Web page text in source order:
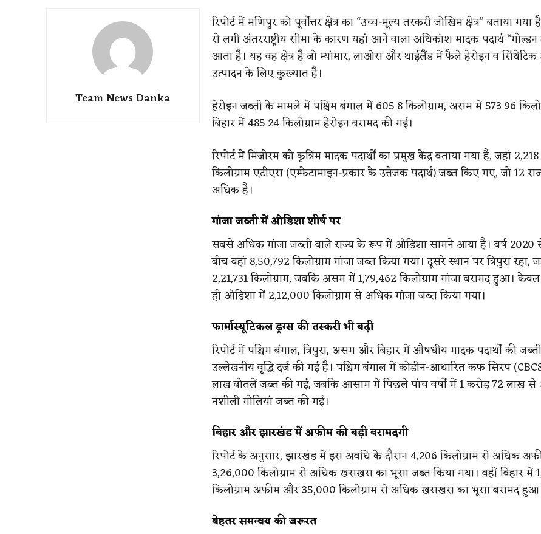
Team News Danka
रिपोर्ट में मणिपुर को पूर्वोत्तर क्षेत्र का “उच्च-मूल्य तस्करी जोखिम क्षेत्र” बताया गया
से लगी अंतरराष्ट्रीय सीमा के कारण यहां आने वाला अधिकांश मादक पदार्थ “गोल्डन
आता है। यह वह क्षेत्र है जो म्यांमार, लाओस और थाईलैंड में फैले हेरोइन व सिंथेटिक
उत्पादन के लिए कुख्यात है।
हेरोइन जब्ती के मामले में पश्चिम बंगाल में 605.8 किलोग्राम, असम में 573.96
बिहार में 485.24 किलोग्राम हेरोइन बरामद की गई।
रिपोर्ट में मिजोरम को कृत्रिम मादक पदार्थों का प्रमुख केंद्र बताया गया है, जहां
किलोग्राम एटीएस (एम्फेटामाइन-प्रकार के उत्तेजक पदार्थ) जब्त किए गए, जो 12
अधिक है।
गांजा जब्ती में ओडिशा शीर्ष पर
सबसे अधिक गांजा जब्ती वाले राज्य के रूप में ओडिशा सामने आया है। वर्ष
बीच वहां 8,50,792 किलोग्राम गांजा जब्त किया गया। दूसरे स्थान पर त्रिपुरा रहा,
2,21,731 किलोग्राम, जबकि असम में 1,79,462 किलोग्राम गांजा बरामद हुआ।
ही ओडिशा में 2,12,000 किलोग्राम से अधिक गांजा जब्त किया गया।
फार्मास्यूटिकल ड्रग्स की तस्करी भी बढ़ी
रिपोर्ट में पश्चिम बंगाल, त्रिपुरा, असम और बिहार में औषधीय मादक पदार्थों की
उल्लेखनीय वृद्धि दर्ज की गई है। पश्चिम बंगाल में कोडीन-आधारित कफ सिरप
लाख बोतलें जब्त की गईं, जबकि आसाम में पिछले पांच वर्षों में 1 करोड़ 72 लाख
नशीली गोलियां जब्त की गईं।
बिहार और झारखंड में अफीम की बड़ी बरामदगी
रिपोर्ट के अनुसार, झारखंड में इस अवधि के दौरान 4,206 किलोग्राम से अधिक
3,26,000 किलोग्राम से अधिक खसखस का भूसा जब्त किया गया। वहीं बिहार में
किलोग्राम अफीम और 35,000 किलोग्राम से अधिक खसखस का भूसा बरामद
बेहतर समन्वय की जरूरत